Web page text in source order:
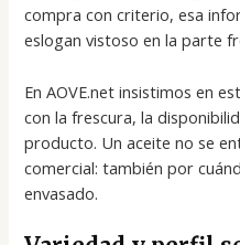
compra con criterio, esa
eslogan vistoso en la parte
En AOVE.net insistimos en
con la frescura, la
producto. Un aceite no se
comercial: también por
envasado.